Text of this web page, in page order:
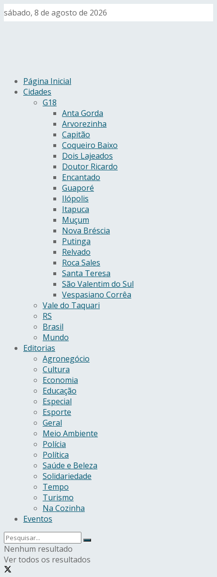
sábado, 8 de agosto de 2026
Página Inicial
Cidades
G18
Anta Gorda
Arvorezinha
Capitão
Coqueiro Baixo
Dois Lajeados
Doutor Ricardo
Encantado
Guaporé
Ilópolis
Itapuca
Muçum
Nova Bréscia
Putinga
Relvado
Roca Sales
Santa Teresa
São Valentim do Sul
Vespasiano Corrêa
Vale do Taquari
RS
Brasil
Mundo
Editorias
Agronegócio
Cultura
Economia
Educação
Especial
Esporte
Geral
Meio Ambiente
Polícia
Política
Saúde e Beleza
Solidariedade
Tempo
Turismo
Na Cozinha
Eventos
Nenhum resultado
Ver todos os resultados